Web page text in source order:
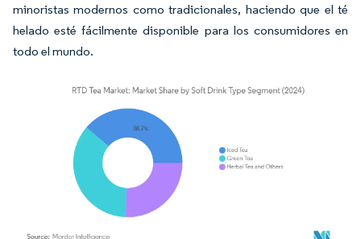
minoristas modernos como tradicionales, haciendo que el té
helado esté fácilmente disponible para los consumidores en
todo el mundo.